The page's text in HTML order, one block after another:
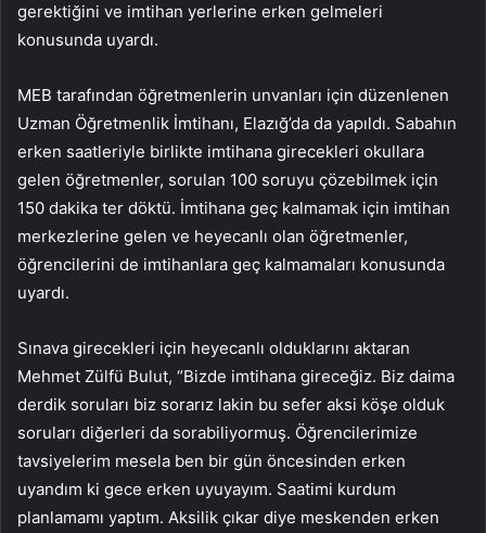
gerektiğini ve imtihan yerlerine erken gelmeleri
konusunda uyardı.
MEB tarafından öğretmenlerin unvanları için düzenlenen
Uzman Öğretmenlik İmtihanı, Elazığ’da da yapıldı. Sabahın
erken saatleriyle birlikte imtihana girecekleri okullara
gelen öğretmenler, sorulan 100 soruyu çözebilmek için
150 dakika ter döktü. İmtihana geç kalmamak için imtihan
merkezlerine gelen ve heyecanlı olan öğretmenler,
öğrencilerini de imtihanlara geç kalmamaları konusunda
uyardı.
Sınava girecekleri için heyecanlı olduklarını aktaran
Mehmet Zülfü Bulut, “Bizde imtihana gireceğiz. Biz daima
derdik soruları biz sorarız lakin bu sefer aksi köşe olduk
soruları diğerleri da sorabiliyormuş. Öğrencilerimize
tavsiyelerim mesela ben bir gün öncesinden erken
uyandım ki gece erken uyuyayım. Saatimi kurdum
planlamamı yaptım. Aksilik çıkar diye meskenden erken